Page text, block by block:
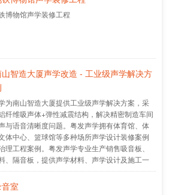
博物馆声学装修工程
智造大厦声学改造 - 工业级声学解决方
为南山智造大厦提供工业级声学解决方案，采
纤维吸声体+弹性减震结构，解决精密制造车间
与语音清晰度问题。粤发声学拥有体育馆、体
体中心、篮球馆等多种场所声学设计装修案例
理工程案例。粤发声学专业生产销售吸音板、
、隔音板，提供声学材料、声学设计及施工一
，吸音板价格实惠，品质保证。
室